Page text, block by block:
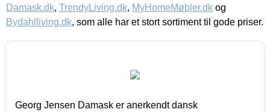
Damask.dk, TrendyLiving.dk, MyHomeMøbler.dk og
Bydahlliving.dk, som alle har et stort sortiment til gode priser.
Georg Jensen Damask er anerkendt dansk